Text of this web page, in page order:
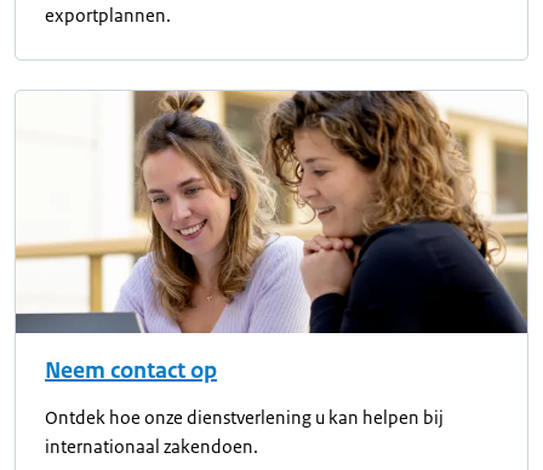
exportplannen.
Neem contact op
Ontdek hoe onze dienstverlening u kan helpen bij
internationaal zakendoen.